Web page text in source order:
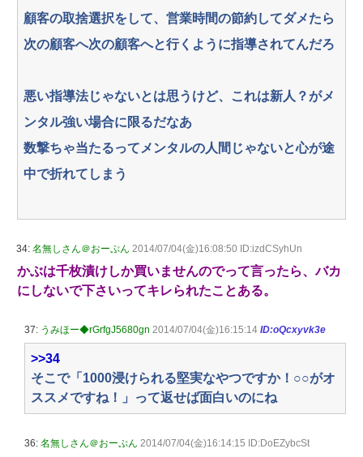
顧客の取捨選択をして、営業時間の節約してダメたら
次の顧客へ次の顧客へと行くように指導されてんだろ
悪い指導法じゃないとは思うけど、これは新人？がメ
ンタル強い場合に限るだなあ
数撃ちゃ当たるってメンタルの人間じゃないと心が途
中で折れてしまう
34: 名無しさん＠おーぷん 2014/07/04(金)16:08:50 ID:izdCSyhUn
かぶは千枚漬けしか買いませんのでって言ったら、バカ
にしないで下さいってキレられたことある。
37: うみほー◆rGrfgJ5680gn 2014/07/04(金)16:15:14 ID:oQcxyvk3e
>>34
そこで「1000浸けられる堅実なやつですか！○○がオ
ススメですね！」って返せば面白いのにね
36: 名無しさん＠おーぷん 2014/07/04(金)16:14:15 ID:DoEZybcSt